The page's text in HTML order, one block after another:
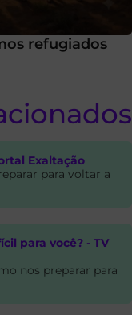
refugiados
Exaltação
para voltar a
para você? - TV
nos preparar para